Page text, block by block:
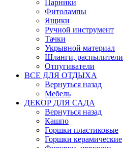
Парники
Фитолампы
Ящики
Ручной инструмент
Тачки
Укрывной материал
Шланги, распылители
Отпугиватели
ВСЕ ДЛЯ ОТДЫХА
Вернуться назад
Мебель
ДЕКОР ДЛЯ САДА
Вернуться назад
Кашпо
Горшки пластиковые
Горшки керамические